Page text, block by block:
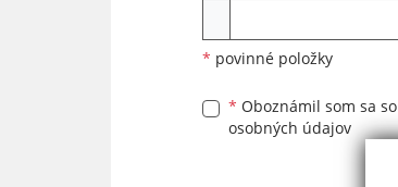
* povinné položky
* Oboznámil som sa so
osobných údajov